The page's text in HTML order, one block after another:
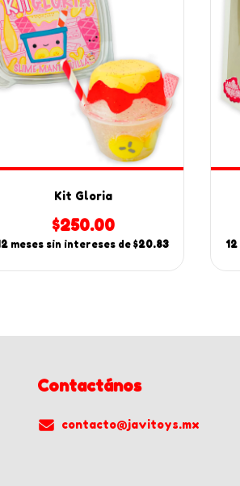
Kit Gloria
$250.00
meses sin intereses de $20.83 12
Contactános
contacto@javitoys.mx